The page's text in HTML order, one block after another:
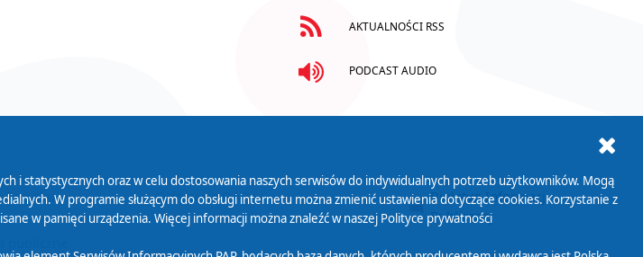
AKTUALNOŚCI RSS
PODCAST AUDIO
Pożytku
Cyfryzacja DAB+
Biuletyn Informacji
Publicznej
i statystycznych oraz w celu dostosowania naszych serwisów do indywidualnych potrzeb użytkowników. Mogą
W programie służącym do obsługi internetu można zmienić ustawienia dotyczące cookies. Korzystanie z
w pamięci urządzenia. Więcej informacji można znaleźć w naszej Polityce prywatności